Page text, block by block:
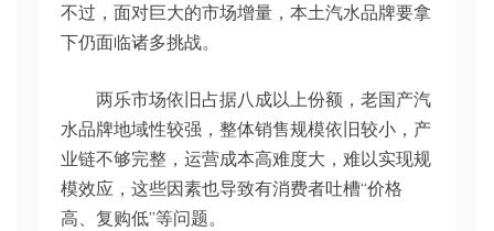
不过，面对巨大的市场增量，本土汽水品牌要拿
下仍面临诸多挑战。
两乐市场依旧占据八成以上份额，老国产汽
水品牌地域性较强，整体销售规模依旧较小，产
业链不够完整，运营成本高难度大，难以实现规
模效应，这些因素也导致有消费者吐槽“价格
高、复购低”等问题。